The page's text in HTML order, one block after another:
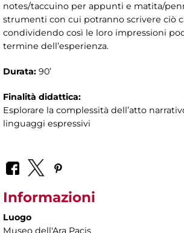
notes/taccuino per appunti e matita/
strumenti con cui potranno scrivere ciò
condividendo così le loro impressioni
termine dell’esperienza.
Durata: 90’
Finalità didattica:
Esplorare la complessità dell’atto
linguaggi espressivi
Informazioni
Luogo
Museo dell'Ara Pacis